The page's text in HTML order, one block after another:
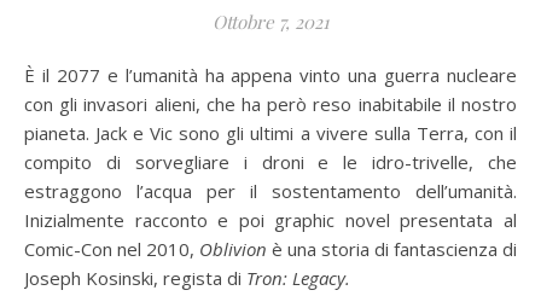
Ottobre 7, 2021
È il 2077 e l’umanità ha appena vinto una guerra nucleare
con gli invasori alieni, che ha però reso inabitabile il nostro
pianeta. Jack e Vic sono gli ultimi a vivere sulla Terra, con il
compito di sorvegliare i droni e le idro-trivelle, che
estraggono l’acqua per il sostentamento dell’umanità.
Inizialmente racconto e poi graphic novel presentata al
Comic-Con nel 2010, Oblivion è una storia di fantascienza di
Joseph Kosinski, regista di Tron: Legacy.